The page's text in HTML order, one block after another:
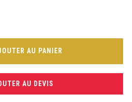
RÉFRIGÉRÉ
COMPACTE
700 / 800
AU PANIER
AU DEVIS